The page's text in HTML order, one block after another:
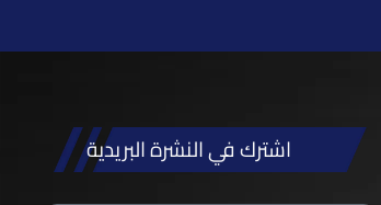
اشترك في النشرة البريدية